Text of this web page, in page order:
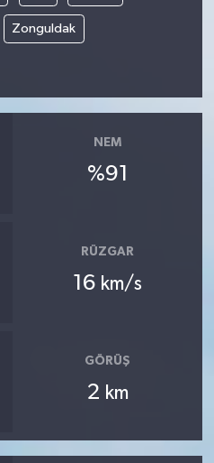
Zonguldak
NEM
%91
RÜZGAR
16 km/s
GÖRÜŞ
2 km